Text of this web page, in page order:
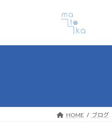
プ
動
HOME ブログ